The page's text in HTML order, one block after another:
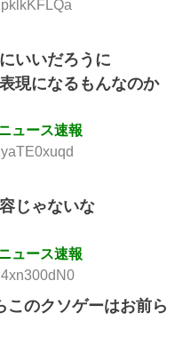
いいだろうに
現になるもんなのか
ュース速報
じゃないな
ュース速報
このクソゲーはお前ら